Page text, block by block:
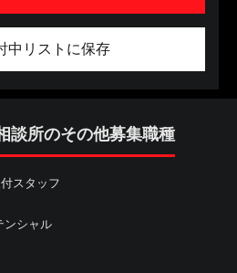
中リストに保存
談所のその他募集職種
スタッフ
ンシャル